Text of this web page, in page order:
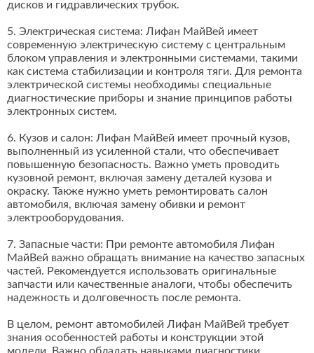
дисков и гидравлических трубок.
5. Электрическая система: Лифан МайВей имеет
современную электрическую систему с центральным
блоком управления и электронными системами, такими
как система стабилизации и контроля тяги. Для ремонта
электрической системы необходимы специальные
диагностические приборы и знание принципов работы
электронных систем.
6. Кузов и салон: Лифан МайВей имеет прочный кузов,
выполненный из усиленной стали, что обеспечивает
повышенную безопасность. Важно уметь проводить
кузовной ремонт, включая замену деталей кузова и
окраску. Также нужно уметь ремонтировать салон
автомобиля, включая замену обивки и ремонт
электрооборудования.
7. Запасные части: При ремонте автомобиля Лифан
МайВей важно обращать внимание на качество запасных
частей. Рекомендуется использовать оригинальные
запчасти или качественные аналоги, чтобы обеспечить
надежность и долговечность после ремонта.
В целом, ремонт автомобилей Лифан МайВей требует
знания особенностей работы и конструкции этой